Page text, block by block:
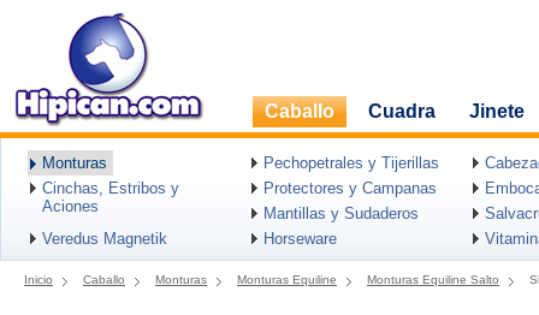
Caballo Cuadra Jinete
Monturas Pechopetrales y Tijerillas
Cinchas, Estribos y
Aciones
Protectores y Campanas
Mantillas y Sudaderos
Veredus Magnetik
Horseware
Inicio Caballo Monturas Monturas Equiline Monturas Equiline Salto